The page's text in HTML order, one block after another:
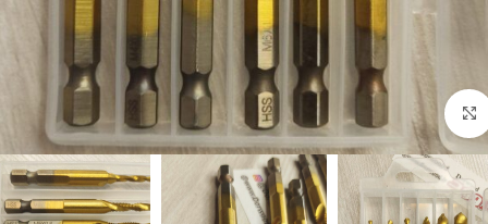
برای بزرگنمایی کلیک کنید